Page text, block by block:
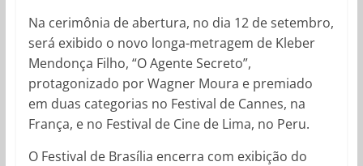
Na cerimônia de abertura, no dia 12 de setembro,
será exibido o novo longa-metragem de Kleber
Mendonça Filho, “O Agente Secreto”,
protagonizado por Wagner Moura e premiado
em duas categorias no Festival de Cannes, na
França, e no Festival de Cine de Lima, no Peru.
O Festival de Brasília encerra com exibição do